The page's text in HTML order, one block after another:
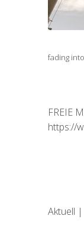
fading
FREIE
https://
Aktuell |